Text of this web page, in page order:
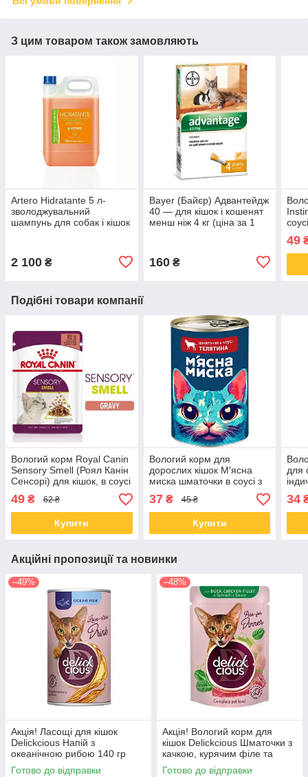
З цим товаром також замовляють
Artero Hidratante 5 л-
зволоджувальний
шампунь для собак і кішок
2 100 ₴
Bayer (Байєр) Адвантейдж
40 — для кішок і кошенят
менш ніж 4 кг (ціна за 1
160₴
49
Подібні товари компанії
Вологий корм Royal Canin
Sensory Smell (Роял Канін
Сенсорі) для кішок, в соусі
85 гр від 12 шт
49 ₴ 62 ₴
Купити
Вологий корм для
дорослих кішок М′ясна
миска шматочки в соусі з
телятиною 415 гр
37₴ 45 ₴
Купити
для
34
Акційні пропозиції та новинки
–49%
Акція! Ласощі для кішок
Delickcious Напій з
океанічною рибою 140 гр
Готово до відправки
–48%
Акція! Вологий корм для
кішок Delickcious Шматочки з
качкою, курячим філе та
шпинатом у соусі 85 гр 12 шт
Готово до відправки